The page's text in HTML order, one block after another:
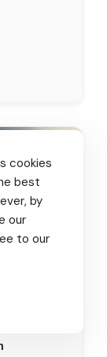
cookies
best
by
our
to our